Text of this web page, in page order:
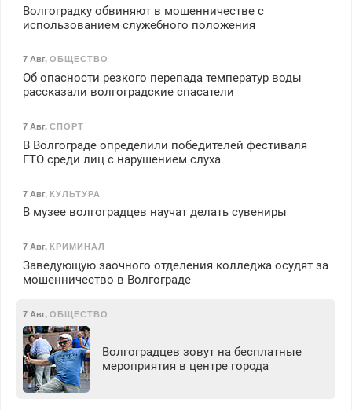
Волгоградку обвиняют в мошенничестве с
использованием служебного положения
7 Авг, ОБЩЕСТВО
Об опасности резкого перепада температур воды
рассказали волгоградские спасатели
7 Авг, СПОРТ
В Волгограде определили победителей фестиваля
ГТО среди лиц с нарушением слуха
7 Авг, КУЛЬТУРА
В музее волгоградцев научат делать сувениры
7 Авг, КРИМИНАЛ
Заведующую заочного отделения колледжа осудят за
мошенничество в Волгограде
7 Авг, ОБЩЕСТВО
Волгоградцев зовут на бесплатные
мероприятия в центре города